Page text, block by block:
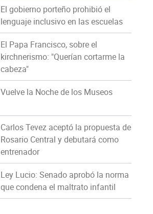
El gobierno porteño prohibió el
lenguaje inclusivo en las escuelas
El Papa Francisco, sobre el
kirchnerismo: "Querían cortarme la
cabeza"
Vuelve la Noche de los Museos
Carlos Tevez aceptó la propuesta de
Rosario Central y debutará como
entrenador
Ley Lucio: Senado aprobó la norma
que condena el maltrato infantil